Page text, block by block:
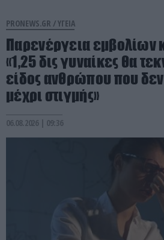
PRONEWS.GR /ΥΓΕΙΑ
Παρενέργεια εμβολίων
«1,25 δις γυναίκες θα
είδος ανθρώπου που
μέχρι στιγμής»
06.08.2026 | 09:36